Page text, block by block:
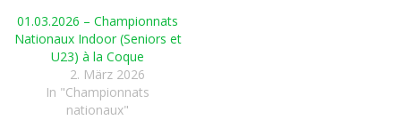
01.03.2026 – Championnats
Nationaux Indoor (Seniors et
U23) à la Coque
2. März 2026
In "Championnats
nationaux"